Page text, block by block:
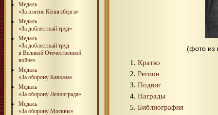
Медаль
«За взятие Кёнигсберга»
Медаль
«За доблестный труд»
Медаль
«За доблестный труд
в Великой Отечественной
войне»
Медаль
«За оборону Кавказа»
Медаль
«За оборону Ленинграда»
Медаль
«За оборону Москвы»
(фото из
Кратко
Регион
Подвиг
Награды
Библиография